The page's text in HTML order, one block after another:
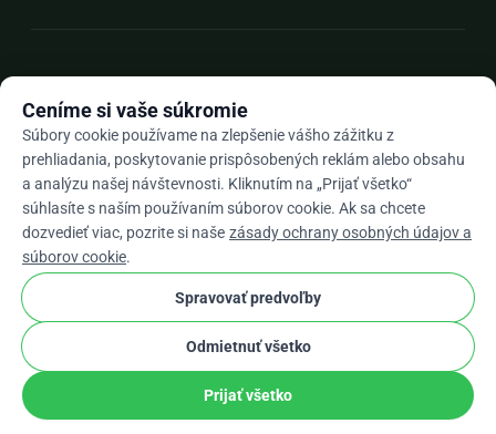
Skarrow_drop_down
★★★★★4,9 / 5 na základe 500+ recenzií
WhyDonate
Súkromie a cookies
Obchodné podmienky
stripe checkOverený Partner
Ceníme si vaše súkromie
Súbory cookie používame na zlepšenie vášho zážitku z
prehliadania, poskytovanie prispôsobených reklám alebo obsahu
a analýzu našej návštevnosti. Kliknutím na „Prijať všetko“
súhlasíte s naším používaním súborov cookie. Ak sa chcete
dozvedieť viac, pozrite si naše zásady ochrany osobných údajov a
súborov cookie.
Spravovať predvoľby
Odmietnuť všetko
Prijať všetko